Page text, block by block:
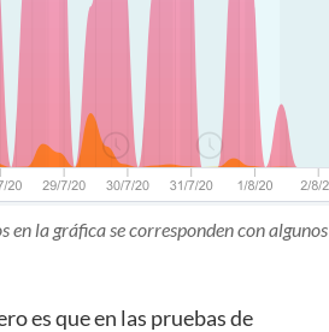
en la gráfica se corresponden con algunos
es que en las pruebas de